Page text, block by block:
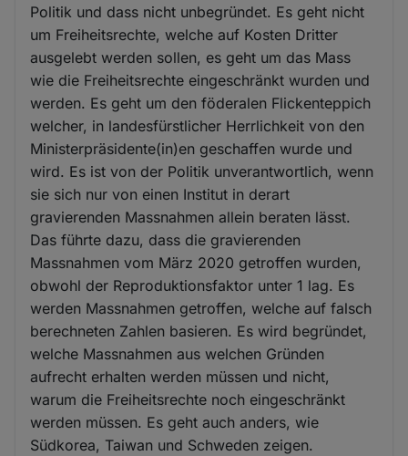
Politik und dass nicht unbegründet. Es geht nicht
um Freiheitsrechte, welche auf Kosten Dritter
ausgelebt werden sollen, es geht um das Mass
wie die Freiheitsrechte eingeschränkt wurden und
werden. Es geht um den föderalen Flickenteppich
welcher, in landesfürstlicher Herrlichkeit von den
Ministerpräsidente(in)en geschaffen wurde und
wird. Es ist von der Politik unverantwortlich, wenn
sie sich nur von einen Institut in derart
gravierenden Massnahmen allein beraten lässt.
Das führte dazu, dass die gravierenden
Massnahmen vom März 2020 getroffen wurden,
obwohl der Reproduktionsfaktor unter 1 lag. Es
werden Massnahmen getroffen, welche auf falsch
berechneten Zahlen basieren. Es wird begründet,
welche Massnahmen aus welchen Gründen
aufrecht erhalten werden müssen und nicht,
warum die Freiheitsrechte noch eingeschränkt
werden müssen. Es geht auch anders, wie
Südkorea, Taiwan und Schweden zeigen.